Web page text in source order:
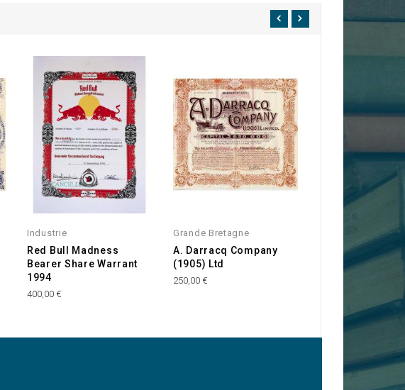
Industrie
Red Bull Madness
Bearer Share Warrant
1994
400,00 €
Grande Bretagne
A. Darracq Company
(1905) Ltd
250,00 €
Sherrin and